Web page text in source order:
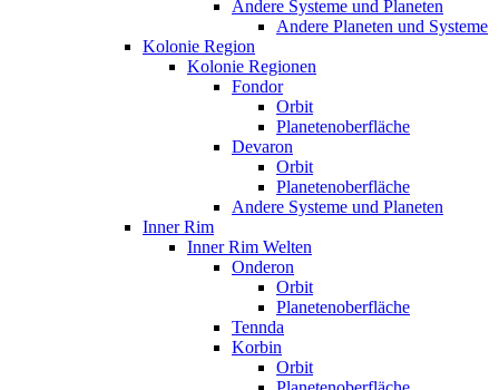
Andere Systeme und Planeten
Andere Planeten und Systeme
Kolonie Region
Kolonie Regionen
Fondor
Orbit
Planetenoberfläche
Devaron
Orbit
Planetenoberfläche
Andere Systeme und Planeten
Inner Rim
Inner Rim Welten
Onderon
Orbit
Planetenoberfläche
Tennda
Korbin
Orbit